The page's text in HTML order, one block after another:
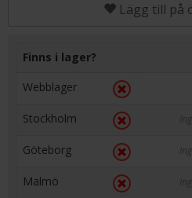
Lägg till på
Finns i lager?
Webblager
Stockholm
Göteborg
Malmö